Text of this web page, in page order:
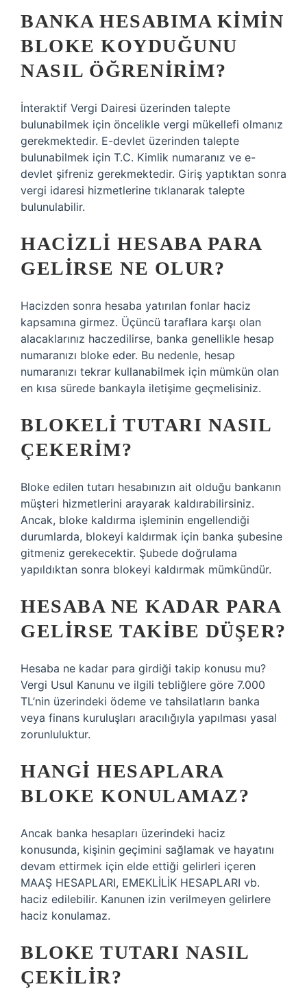
BANKA HESABIMA KIMIN
BLOKE KOYDUĞUNU
NASIL ÖĞRENIRIM?
İnteraktif Vergi Dairesi üzerinden talepte
bulunabilmek için öncelikle vergi mükellefi olmanız
gerekmektedir. E-devlet üzerinden talepte
bulunabilmek için T.C. Kimlik numaranız ve e-
devlet şifreniz gerekmektedir. Giriş yaptıktan sonra
vergi idaresi hizmetlerine tıklanarak talepte
bulunulabilir.
HACIZLI HESABA PARA
GELIRSE NE OLUR?
Hacizden sonra hesaba yatırılan fonlar haciz
kapsamına girmez. Üçüncü taraflara karşı olan
alacaklarınız haczedilirse, banka genellikle hesap
numaranızı bloke eder. Bu nedenle, hesap
numaranızı tekrar kullanabilmek için mümkün olan
en kısa sürede bankayla iletişime geçmelisiniz.
BLOKELI TUTARI NASIL
ÇEKERIM?
Bloke edilen tutarı hesabınızın ait olduğu bankanın
müşteri hizmetlerini arayarak kaldırabilirsiniz.
Ancak, bloke kaldırma işleminin engellendiği
durumlarda, blokeyi kaldırmak için banka şubesine
gitmeniz gerekecektir. Şubede doğrulama
yapıldıktan sonra blokeyi kaldırmak mümkündür.
HESABA NE KADAR PARA
GELIRSE TAKIBE DÜŞER?
Hesaba ne kadar para girdiği takip konusu mu?
Vergi Usul Kanunu ve ilgili tebliğlere göre 7.000
TL’nin üzerindeki ödeme ve tahsilatların banka
veya finans kuruluşları aracılığıyla yapılması yasal
zorunluluktur.
HANGI HESAPLARA
BLOKE KONULAMAZ?
Ancak banka hesapları üzerindeki haciz
konusunda, kişinin geçimini sağlamak ve hayatını
devam ettirmek için elde ettiği gelirleri içeren
MAAŞ HESAPLARI, EMEKLİLİK HESAPLARI vb.
haciz edilebilir. Kanunen izin verilmeyen gelirlere
haciz konulamaz.
BLOKE TUTARI NASIL
ÇEKILIR?